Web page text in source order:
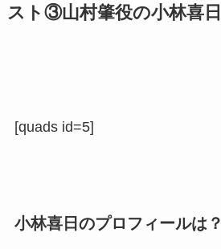
スト③山村肇役の小林喜日
[quads id=5]
小林喜日のプロフィールは？